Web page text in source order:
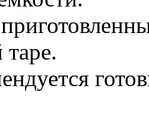
таре.